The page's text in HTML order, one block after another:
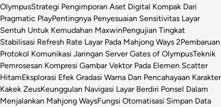
OlympusStrategi Pengimporan Aset Digital Kompak Dari
Pragmatic PlayPentingnya Penyesuaian Sensitivitas Layar
Sentuh Untuk Kemudahan MaxwinPengujian Tingkat
Stabilisasi Refresh Rate Layar Pada Mahjong Ways 2Pembaruan
Protokol Komunikasi Jaringan Server Gates of OlympusTeknik
Pemrosesan Kompresi Gambar Vektor Pada Elemen Scatter
HitamEksplorasi Efek Gradasi Warna Dan Pencahayaan Karakter
Kakek ZeusKeunggulan Navigasi Layar Berdiri Ponsel Dalam
Menjalankan Mahjong WaysFungsi Otomatisasi Simpan Data